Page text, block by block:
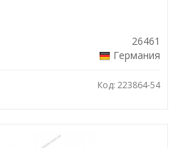
26461
Германия
Код: 223864-54